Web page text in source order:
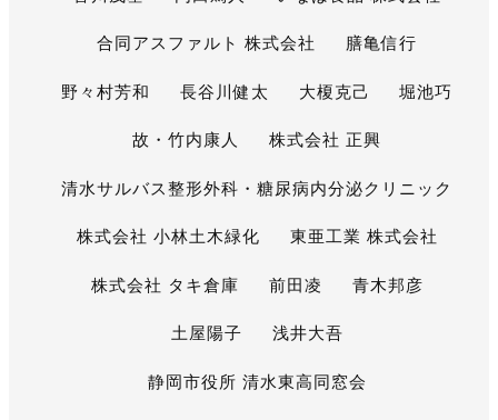
合同アスファルト 株式会社 膳亀信行
野々村芳和 長谷川健太 大榎克己 堀池巧
故・竹内康人 株式会社 正興
清水サルバス整形外科・糖尿病内分泌クリニック
株式会社 小林土木緑化 東亜工業 株式会社
株式会社 タキ倉庫 前田凌 青木邦彦
土屋陽子 浅井大吾
静岡市役所 清水東高同窓会